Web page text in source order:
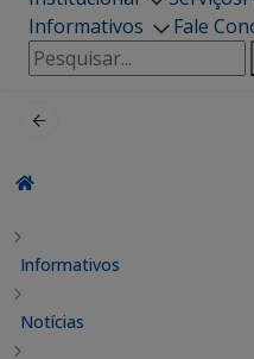
Informativos
Fale
Pesquisar
por:
Informativos
Notícias